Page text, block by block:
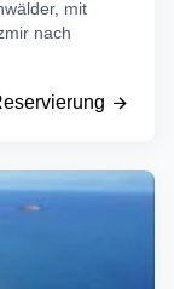
mit
nach